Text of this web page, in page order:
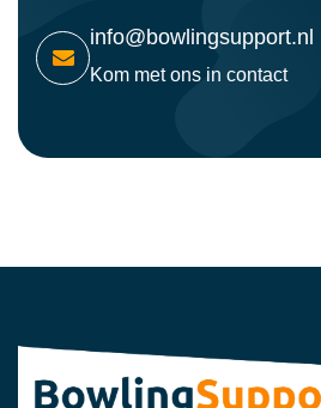
info@bowlingsupport.nl
Kom met ons in contact